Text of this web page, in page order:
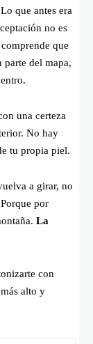
que antes era
no es
que
parte del mapa,
una certeza
No hay
tu propia piel.
a girar, no
por
La
con
alto y